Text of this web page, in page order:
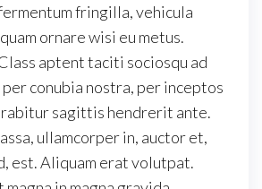
fringilla, vehicula
ornare wisi eu metus.
aptent taciti sociosqu ad
conubia nostra, per inceptos
sagittis hendrerit ante.
ullamcorper in, auctor et,
est. Aliquam erat volutpat.